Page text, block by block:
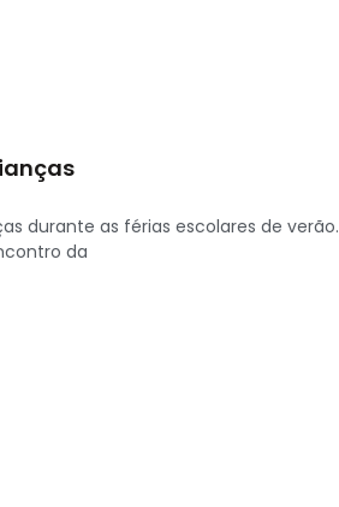
durante as férias escolares de verão.
da